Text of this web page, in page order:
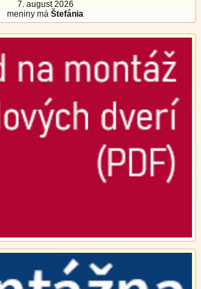
7. august 2026
meniny má Štefánia